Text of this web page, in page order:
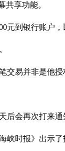
共享功能。
元到银行账户，
交易并非是他授
会再次打来通
时报》出示了